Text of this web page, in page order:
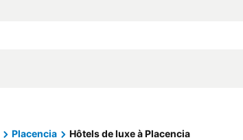
Placencia Hôtels de luxe à Placencia